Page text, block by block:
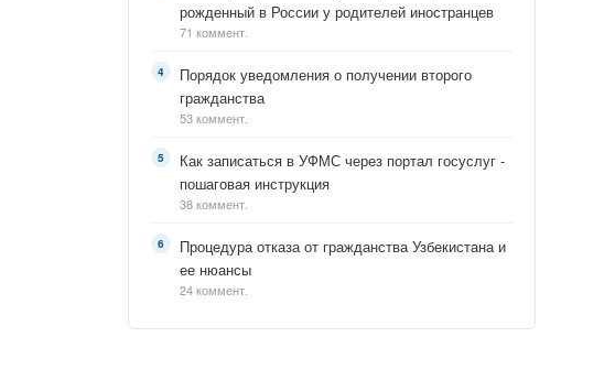
рожденный в России у родителей иностранцев
71 коммент.
Порядок уведомления о получении второго
гражданства
53 коммент.
Как записаться в УФМС через портал госуслуг -
пошаговая инструкция
38 коммент.
Процедура отказа от гражданства Узбекистана и
ее нюансы
24 коммент.